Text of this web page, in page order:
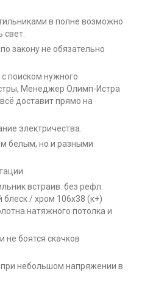
в полне возможно
свет.
закону не обязательно
поиском нужного
Менеджер Олимп-Истра
доставит прямо на
электричества.
белым, но и разными
встраив. без рефл.
блеск / хром 106х38 (к+)
натяжного потолка и
не боятся скачков
небольшом напряжении в